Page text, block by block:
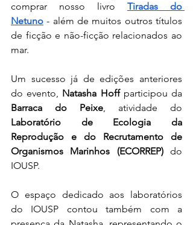
comprar nosso livro Tiradas do
Netuno - além de muitos outros títulos
de ficção e não-ficção relacionados ao
mar.
Um sucesso já de edições anteriores
do evento, Natasha Hoff
Barraca do Peixe
Laboratório de Ecologia da
Reprodução e do Recrutamento de
Organismos Marinhos (ECORREP) do
IOUSP.
O espaço dedicado aos laboratórios
do IOUSP contou também com a